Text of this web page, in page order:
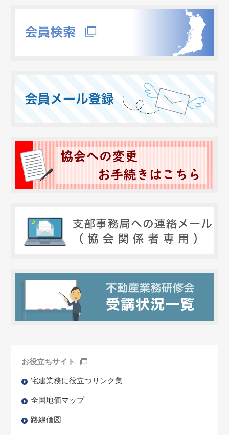
お役立ちサイト
宅建業務に役立つリンク集
全国地価マップ
路線価図